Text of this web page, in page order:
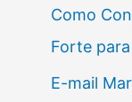
Como
Forte
E-mail